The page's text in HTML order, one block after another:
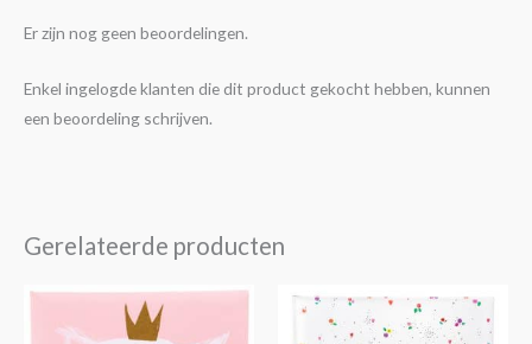
Er zijn nog geen beoordelingen.
Enkel ingelogde klanten die dit product gekocht hebben, kunnen
een beoordeling schrijven.
Gerelateerde producten